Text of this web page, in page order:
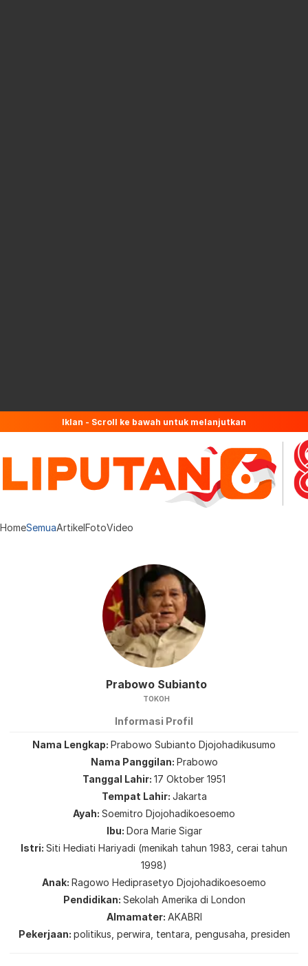
Iklan - Scroll ke bawah untuk melanjutkan
HomeSemuaArtikelFotoVideo
Prabowo Subianto
TOKOH
Informasi Profil
Nama Lengkap Prabowo Subianto Djojohadikusumo
Nama Panggilan Prabowo
Tanggal Lahir 17 Oktober 1951
Tempat Lahir Jakarta
Ayah Soemitro Djojohadikoesoemo
Ibu Dora Marie Sigar
Istri Siti Hediati Hariyadi (menikah tahun 1983, cerai tahun
1998)
Anak Ragowo Hediprasetyo Djojohadikoesoemo
Pendidikan Sekolah Amerika di London
Almamater AKABRI
Pekerjaan politikus, perwira, tentara, pengusaha, presiden